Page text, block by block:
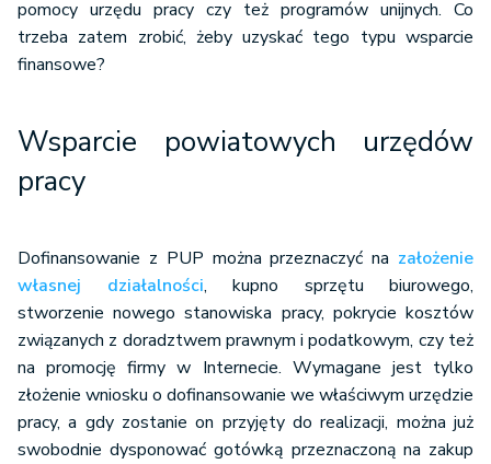
pomocy urzędu pracy czy też programów unijnych. Co
trzeba zatem zrobić, żeby uzyskać tego typu wsparcie
finansowe?
Wsparcie powiatowych urzędów
pracy
Dofinansowanie z PUP można przeznaczyć na założenie
własnej działalności, kupno sprzętu biurowego,
stworzenie nowego stanowiska pracy, pokrycie kosztów
związanych z doradztwem prawnym i podatkowym, czy też
na promocję firmy w Internecie. Wymagane jest tylko
złożenie wniosku o dofinansowanie we właściwym urzędzie
pracy, a gdy zostanie on przyjęty do realizacji, można już
swobodnie dysponować gotówką przeznaczoną na zakup